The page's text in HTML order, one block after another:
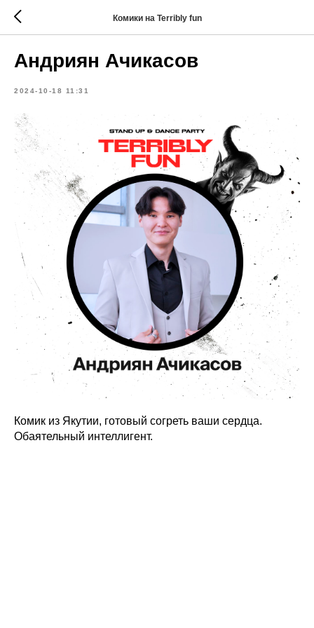
Комики на Terribly fun
Андриян Ачикасов
2024-10-18 11:31
Комик из Якутии, готовый согреть ваши сердца.
Обаятельный интеллигент.